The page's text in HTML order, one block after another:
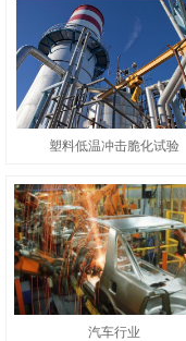
塑料低温冲击脆化试验
汽车行业